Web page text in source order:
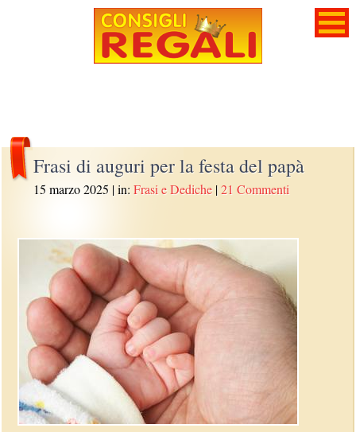
Frasi di auguri per la festa del papà
15 marzo 2025 | in:Frasi e Dediche |21 Commenti